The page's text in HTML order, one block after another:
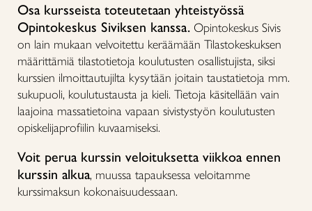
Osa kursseista toteutetaan yhteistyössä
Opintokeskus Siviksen kanssa. Opintokeskus Sivis
on lain mukaan velvoitettu keräämään Tilastokeskuksen
määrittämiä tilastotietoja koulutusten osallistujista, siksi
kurssien ilmoittautujilta kysytään joitain taustatietoja mm.
sukupuoli, koulutustausta ja kieli. Tietoja käsitellään vain
laajoina massatietoina vapaan sivistystyön koulutusten
opiskelijaprofiilin kuvaamiseksi.
Voit perua kurssin veloituksetta viikkoa ennen
kurssin alkua, muussa tapauksessa veloitamme
kurssimaksun kokonaisuudessaan.